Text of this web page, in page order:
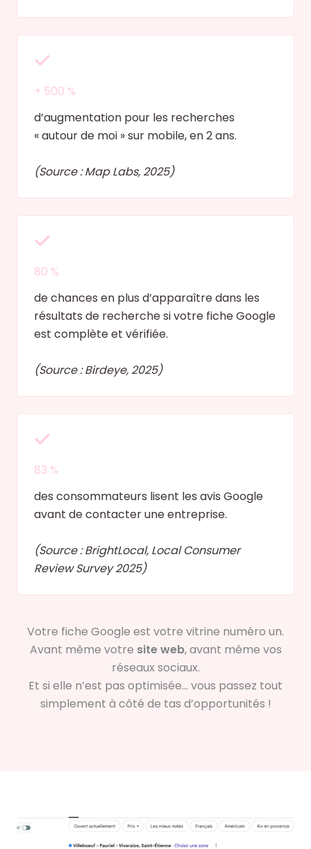
+ 500 %
d’augmentation pour les recherches
« autour de moi » sur mobile, en 2 ans.
(Source : Map Labs, 2025)
80 %
de chances en plus d’apparaître dans les
résultats de recherche si votre fiche Google
est complète et vérifiée.
(Source : Birdeye, 2025)
83 %
des consommateurs lisent les avis Google
avant de contacter une entreprise.
(Source : BrightLocal, Local Consumer
Review Survey 2025)
Votre fiche Google est votre vitrine numéro un.
Avant même votre site web, avant même vos
réseaux sociaux.
Et si elle n’est pas optimisée… vous passez tout
simplement à côté de tas d’opportunités !